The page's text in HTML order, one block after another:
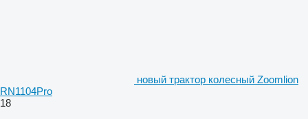
новый трактор колесный Zoomlion
RN1104Pro
18